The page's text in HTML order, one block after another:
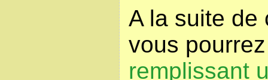
A la suite de
vous
remplissant